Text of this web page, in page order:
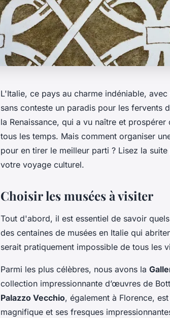
L'Italie, ce pays au charme indéniable,
sans conteste un paradis pour les fervents
la Renaissance, qui a vu naître et
tous les temps. Mais comment organiser
pour en tirer le meilleur parti ? Lisez la
votre voyage culturel.
Choisir les musées à visiter
Tout d'abord, il est essentiel de savoir
des centaines de musées en Italie qui
serait pratiquement impossible de tous les
Parmi les plus célèbres, nous avons la
collection impressionnante d’œuvres de
Palazzo Vecchio, également à Florence,
magnifique et ses fresques